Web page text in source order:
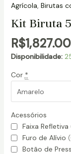
Agrícola Birutas
Kit Biruta
R$1,827.00
Disponibilidade:
Cor *
Acessórios
Faixa Refletiva
Furo de Alívio
Botão de